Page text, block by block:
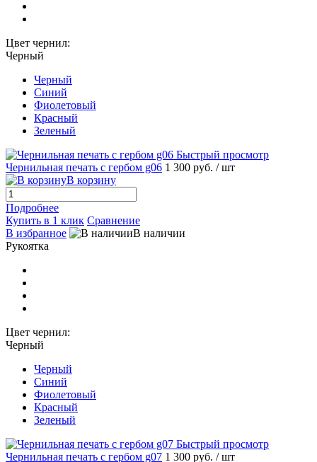
Цвет чернил:
Черный
Черный
Синий
Фиолетовый
Красный
Зеленый
Быстрый просмотр
Чернильная печать с гербом g06 1 300 руб. / шт
В корзину
Подробнее
Купить в 1 клик Сравнение
В избранное
В наличии
Рукоятка
Цвет чернил:
Черный
Черный
Синий
Фиолетовый
Красный
Зеленый
Быстрый просмотр
Чернильная печать с гербом g07 1 300 руб. / шт